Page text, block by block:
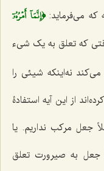
که می‌فرماید:﴿إِنَّمَآ أَمۡرُهُۥٓ
که تعلق به یک شیء
نه‌اینکه شیئی را
از این آیه استفادۀ
مرکب نداریم. یا
جعل به صیرورت تعلق